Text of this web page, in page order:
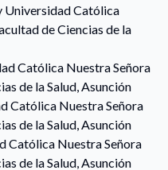
Universidad Católica
de Ciencias de la
Católica Nuestra Señora
de la Salud, Asunción
Católica Nuestra Señora
de la Salud, Asunción
Católica Nuestra Señora
de la Salud, Asunción